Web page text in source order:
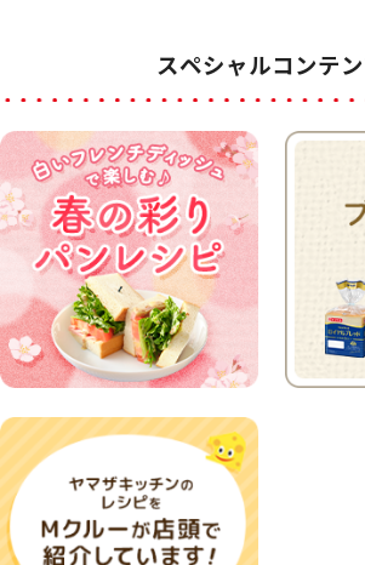
スペシャルコンテ